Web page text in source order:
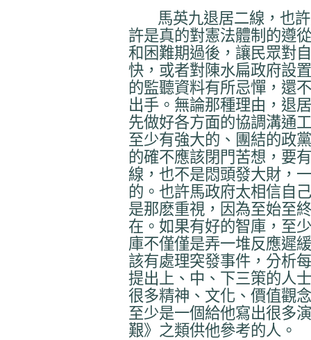
馬英九退居二線，也許
許是真的對憲法體制的遵
和困難期過後，讓民眾對
快，或者對陳水扁政府設
的監聽資料有所忌憚，還
出手。無論那種理由，退
先做好各方面的協調溝通
至少有強大的、團結的政
的確不應該閉門苦想，要
線，也不是悶頭發大財，
的。也許馬政府太相信自
是那麽重視，因為至始至
在。如果有好的智庫，至
庫不僅僅是弄一堆反應遲
該有處理突發事件，分析
提出上、中、下三策的人
很多精神、文化、價值觀
至少是一個給他寫出很多
艱》之類供他參考的人。